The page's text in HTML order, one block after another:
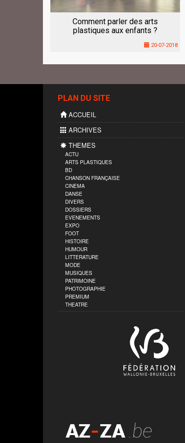
Comment parler des arts
plastiques aux enfants ?
20-07-2018
PLAN DU SITE
ACCUEIL
ARCHIVES
THEMES
ACTU
ARTS PLASTIQUES
BD
CHANSON FRANÇAISE
CINEMA
DANSE
DIVERS
DOSSIERS
EVENEMENTS
EXPO
FOOT
HISTOIRE
HUMOUR
LITTERATURE
MODE
MUSIQUES
PATRIMOINE
PHOTOGRAPHIE
PREMIUM
THEATRE